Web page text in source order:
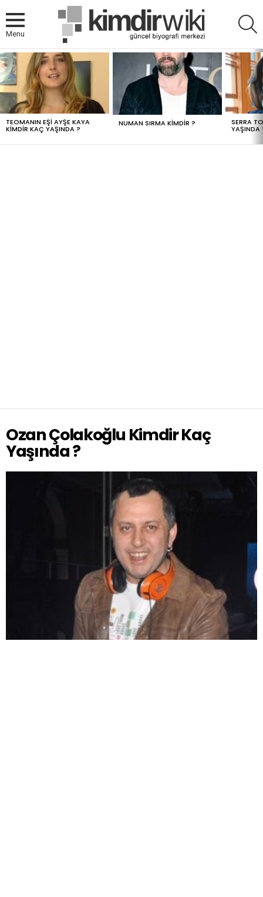
Menu
MOST
VIEWED
STORIES
TEOMANIN EŞI AYŞE KAYA
KIMDIR KAÇ YAŞINDA ?
NUMAN SIRMA KIMDIR ? SERRA
YAŞINDA
Ozan Çolakoğlu Kimdir Kaç
Yaşında ?